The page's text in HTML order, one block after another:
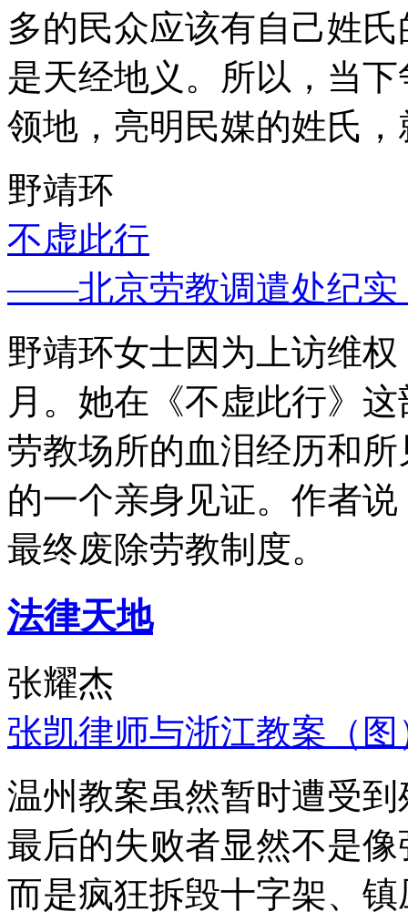
多的民众应该有自己姓
是天经地义。所以，当
领地，亮明民媒的姓氏
野靖环
不虚此行
——北京劳教调遣处纪实
野靖环女士因为上访维
月。她在《不虚此行》
劳教场所的血泪经历和
的一个亲身见证。作者
最终废除劳教制度。
法律天地
张耀杰
张凯律师与浙江教案（图
温州教案虽然暂时遭受
最后的失败者显然不是
而是疯狂拆毁十字架、